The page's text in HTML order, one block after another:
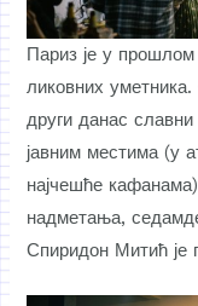
Париз је у
ликовних
други данас
јавним местима (у
најчешће
надметања,
Спиридон Митић је